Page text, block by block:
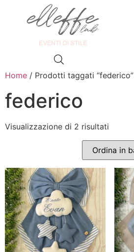
Home / Prodotti taggati “federico”
federico
Visualizzazione di 2 risultati